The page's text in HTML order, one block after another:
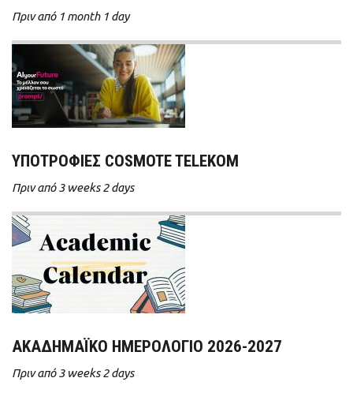
Πριν από 1 month 1 day
ΥΠΟΤΡΟΦΊΕΣ COSMOTE TELEKOM
Πριν από 3 weeks 2 days
ΑΚΑΔΗΜΑΪΚΌ ΗΜΕΡΟΛΌΓΙΟ 2026-2027
Πριν από 3 weeks 2 days